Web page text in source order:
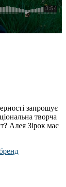
запрошує
творча
Алея Зірок має